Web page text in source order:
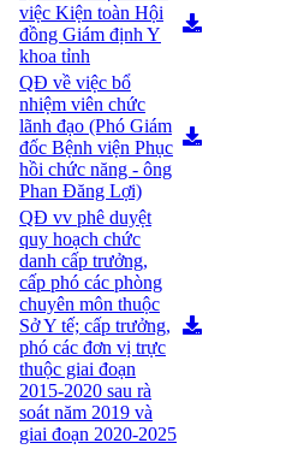
việc Kiện toàn Hội
đồng Giám định Y
khoa tỉnh
QĐ về việc bổ
nhiệm viên chức
lãnh đạo (Phó Giám
đốc Bệnh viện Phục
hồi chức năng - ông
Phan Đăng Lợi)
QĐ vv phê duyệt
quy hoạch chức
danh cấp trưởng,
cấp phó các phòng
chuyên môn thuộc
Sở Y tế; cấp trưởng,
phó các đơn vị trực
thuộc giai đoạn
2015-2020 sau rà
soát năm 2019 và
giai đoạn 2020-2025